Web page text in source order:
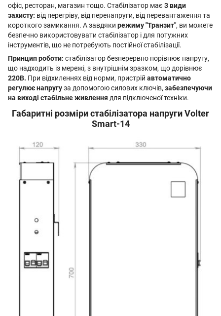
офіс, ресторан, магазин тощо. Стабілізатор має 3 види
захисту: від перегріву, від перенапруги, від перевантаження та
короткого замикання. А завдяки режиму "Транзит", ви можете
безпечно використовувати стабілізатор і для потужних
інструментів, що не потребують постійної стабілізації.
Принцип роботи: стабілізатор безперервно порівнює напругу,
що надходить із мережі, з внутрішнім зразком, що дорівнює
220В. При відхиленнях від норми, пристрій автоматично
регулює напругуза допомогою силових ключів, забезпечуючи
на виході стабільне живлення для підключеної техніки.
Габаритні розміри стабілізатора напруги Volter
Smart-14